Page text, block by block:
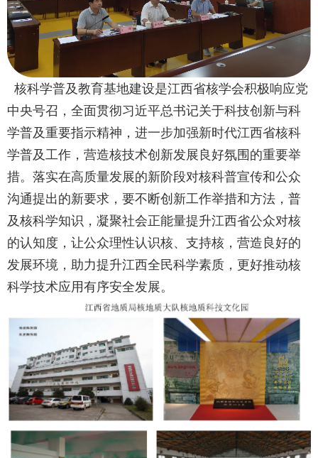
核科学普及教育基地建设是江西省核学会积极响应党
中央号召，全面贯彻习近平总书记关于科技创新与科
学普及重要指示精神，进一步加强新时代江西省核科
学普及工作，营造核技术创新发展良好氛围的重要举
措。落实在高质量发展的新阶段对核科普宣传和公众
沟通提出的新要求，要不断创新工作举措和方法，普
及核科学知识，凝聚社会正能量提升江西省公众对核
的认知度，让公众理性认识核、支持核，营造良好的
发展环境，助力提升江西全民科学素质，更好推动核
科学技术应用有序安全发展。